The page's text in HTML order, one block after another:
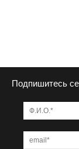
Подпишитесь